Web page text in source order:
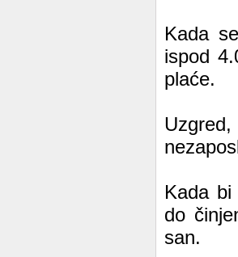
Kada
ispod
plaće.
Kada
do
san.